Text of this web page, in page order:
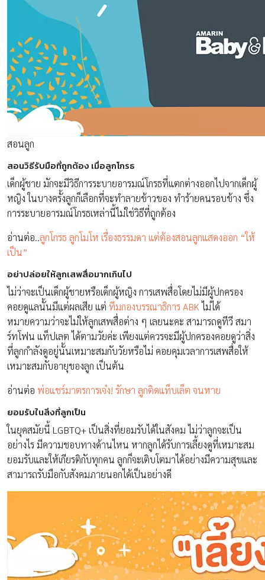
สอนลูก
สอนวิธีรับมือที่ถูกต้อง เมื่อลูกโกรธ
เด็กผู้ชาย มักจะมีวิธีการระบายอารมณ์โกรธที่แตกต่างออกไปจากเด็กผู้
หญิง ในบางครั้งลูกก็เลือกที่จะทำลายข้าวของ ทำร้ายคนรอบข้าง ซึ่ง
การระบายอารมณ์โกรธเหล่านี้ไม่ใช่วิธีที่ถูกต้อง
อ่านต่อ..ลูกโกรธ ลูกโมโห เรื่องธรรมดา แต่ต้องสอนลูกแสดงออก “ให้
เป็น”
อย่าปล่อยให้ลูกเสพสื่อมากเกินไป
ไม่ว่าจะเป็นเด็กผู้ชายหรือเด็กผู้หญิง การเสพสื่อโดยไม่มีผู้ปกครอง
คอยดูแลนั้นมีแต่ผลเสีย แต่ ทีมกองบรรณาธิการ ABKไม่ได้
หมายความว่าจะไม่ให้ลูกเสพสื่อต่าง ๆ เลยนะคะ สามารถดูทีวี สมา
ร์ทโฟน แท็ปเลต ได้ตามวัยค่ะ เพียงแต่ควรจะมีผู้ปกครองคอยดูว่าสิ่ง
ที่ลูกกำลังดูอยู่นั้นเหมาะสมกับวัยหรือไม่ คอยคุมเวลาการเสพสื่อให้
เหมาะสมกับอายุของลูก เป็นต้น
อ่านต่อ พ่อแชร์มาตรการเจ๋ง! รักษา ลูกติดแท็บเล็ต จนหาย
ยอมรับในสิ่งที่ลูกเป็น
ในยุคสมัยนี้ LGBTQ+ เป็นสิ่งที่ยอมรับได้ในสังคม ไม่ว่าลูกจะเป็น
อย่างไร มีความชอบทางด้านไหน หากลูกได้รับการเลี้ยงดูที่เหมาะสม
ยอมรับและให้เกียรติกับทุกคน ลูกก็จะเติบโตมาได้อย่างมีความสุขและ
สามารถรับมือกับสังคมภายนอกได้เป็นอย่างดี